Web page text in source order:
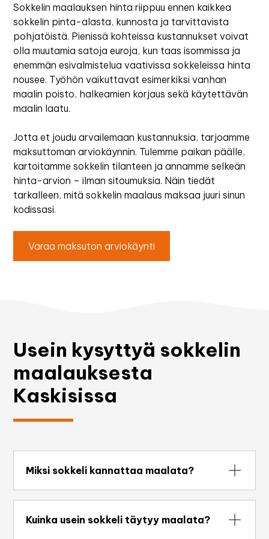
Sokkelin maalauksen hinta riippuu ennen kaikkea
sokkelin pinta-alasta, kunnosta ja tarvittavista
pohjatöistä. Pienissä kohteissa kustannukset voivat
olla muutamia satoja euroja, kun taas isommissa ja
enemmän esivalmistelua vaativissa sokkeleissa hinta
nousee. Työhön vaikuttavat esimerkiksi vanhan
maalin poisto, halkeamien korjaus sekä käytettävän
maalin laatu.
Jotta et joudu arvailemaan kustannuksia, tarjoamme
maksuttoman arviokäynnin. Tulemme paikan päälle,
kartoitamme sokkelin tilanteen ja annamme selkeän
hinta-arvion – ilman sitoumuksia. Näin tiedät
tarkalleen, mitä sokkelin maalaus maksaa juuri sinun
kodissasi.
Varaa maksuton arviokäynti
Usein kysyttyä sokkelin
maalauksesta
Kaskisissa
Miksi sokkeli kannattaa maalata?
Sokkelin maalaus ei ole vain esteettinen
toimenpide. Maali suojaa sokkelia kosteudelta,
estää pinnan rapautumista ja halkeamien
Kuinka usein sokkeli täytyy maalata?